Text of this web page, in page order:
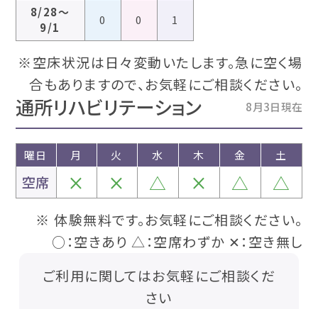
8/28～
9/1
0 0 1
※空床状況は日々変動いたします。急に空く場
合もありますので、お気軽にご相談ください。
通所リハビリテーション 8月3日現在
曜日 月 火 水 木 金 土
空席 × × △ × △ △
※ 体験無料です。お気軽にご相談ください。
○：空きあり △：空席わずか ✕：空き無し
ご利用に関してはお気軽にご相談くだ
さい